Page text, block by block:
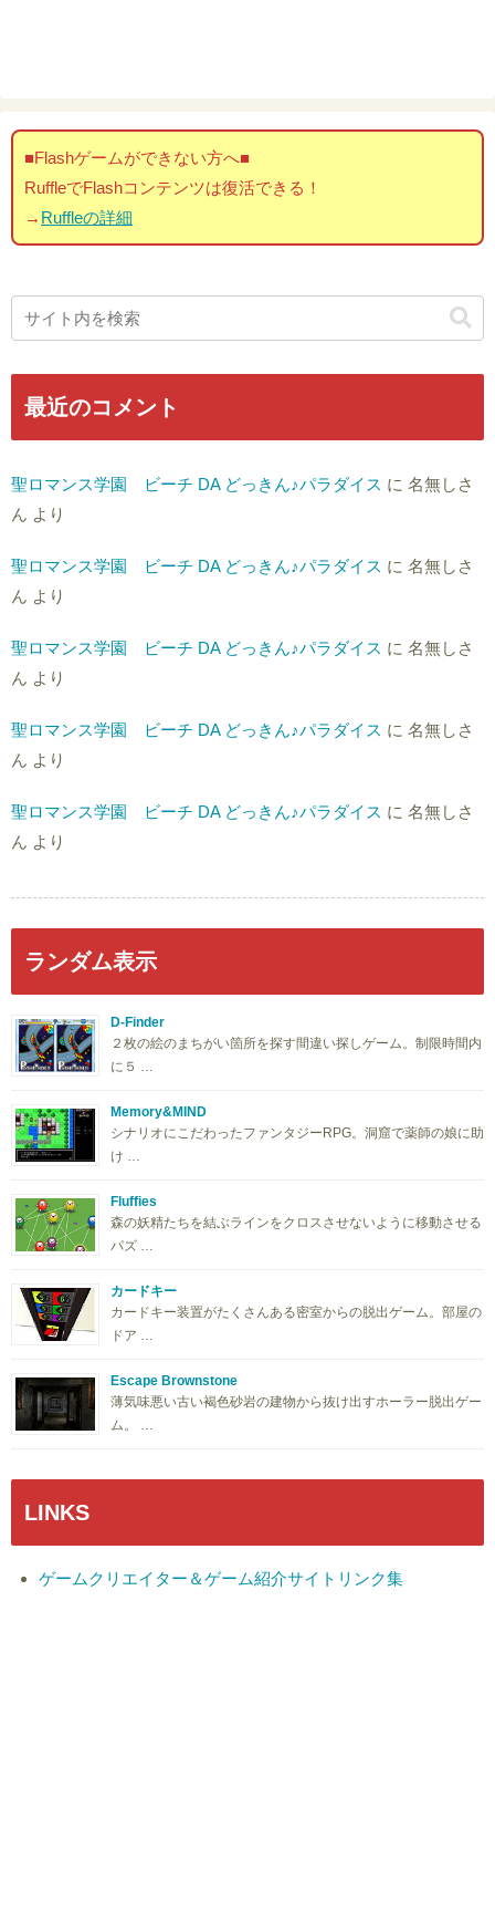
■Flashゲームができない方へ■
RuffleでFlashコンテンツは復活できる！
→ Ruffleの詳細
最近のコメント
聖ロマンス学園 ビーチ DA どっきん♪パラダイス に 名無しさ
ん より
聖ロマンス学園 ビーチ DA どっきん♪パラダイス に 名無しさ
ん より
聖ロマンス学園 ビーチ DA どっきん♪パラダイス に 名無しさ
ん より
聖ロマンス学園 ビーチ DA どっきん♪パラダイス に 名無しさ
ん より
聖ロマンス学園 ビーチ DA どっきん♪パラダイス に 名無しさ
ん より
ランダム表示
D-Finder
２枚の絵のまちがい箇所を探す間違い探しゲーム。制限時間内
に５ …
Memory&MIND
シナリオにこだわったファンタジーRPG。洞窟で薬師の娘に助
け …
Fluffies
森の妖精たちを結ぶラインをクロスさせないように移動させる
パズ …
カードキー
カードキー装置がたくさんある密室からの脱出ゲーム。部屋の
ドア …
Escape Brownstone
薄気味悪い古い褐色砂岩の建物から抜け出すホーラー脱出ゲー
ム。 …
LINKS
ゲームクリエイター＆ゲーム紹介サイトリンク集